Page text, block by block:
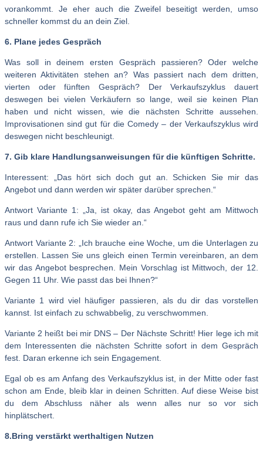
vorankommt. Je eher auch die Zweifel beseitigt werden, umso
schneller kommst du an dein Ziel.
6. Plane jedes Gespräch
Was soll in deinem ersten Gespräch passieren? Oder welche
weiteren Aktivitäten stehen an? Was passiert nach dem dritten,
vierten oder fünften Gespräch? Der Verkaufszyklus dauert
deswegen bei vielen Verkäufern so lange, weil sie keinen Plan
haben und nicht wissen, wie die nächsten Schritte aussehen.
Improvisationen sind gut für die Comedy – der Verkaufszyklus wird
deswegen nicht beschleunigt.
7. Gib klare Handlungsanweisungen für die künftigen Schritte.
Interessent: „Das hört sich doch gut an. Schicken Sie mir das
Angebot und dann werden wir später darüber sprechen.“
Antwort Variante 1: „Ja, ist okay, das Angebot geht am Mittwoch
raus und dann rufe ich Sie wieder an.“
Antwort Variante 2: „Ich brauche eine Woche, um die Unterlagen zu
erstellen. Lassen Sie uns gleich einen Termin vereinbaren, an dem
wir das Angebot besprechen. Mein Vorschlag ist Mittwoch, der 12.
Gegen 11 Uhr. Wie passt das bei Ihnen?“
Variante 1 wird viel häufiger passieren, als du dir das vorstellen
kannst. Ist einfach zu schwabbelig, zu verschwommen.
Variante 2 heißt bei mir DNS – Der Nächste Schritt! Hier lege ich mit
dem Interessenten die nächsten Schritte sofort in dem Gespräch
fest. Daran erkenne ich sein Engagement.
Egal ob es am Anfang des Verkaufszyklus ist, in der Mitte oder fast
schon am Ende, bleib klar in deinen Schritten. Auf diese Weise bist
du dem Abschluss näher als wenn alles nur so vor sich
hinplätschert.
8.Bring verstärkt werthaltigen Nutzen